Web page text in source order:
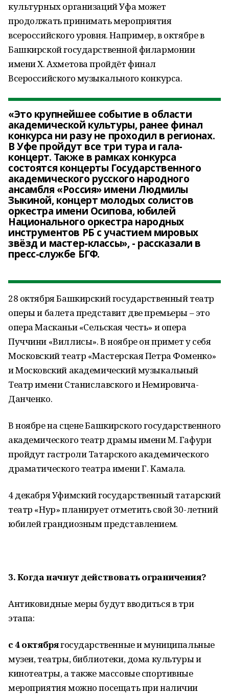
культурных организаций Уфа может
продолжать принимать мероприятия
всероссийского уровня. Например, в октябре в
Башкирской государственной филармонии
имени Х. Ахметова пройдёт финал
Всероссийского музыкального конкурса.
«Это крупнейшее событие в области
академической культуры, ранее финал
конкурса ни разу не проходил в регионах.
В Уфе пройдут все три тура и гала-
концерт. Также в рамках конкурса
состоятся концерты Государственного
академического русского народного
ансамбля «Россия» имени Людмилы
Зыкиной, концерт молодых солистов
оркестра имени Осипова, юбилей
Национального оркестра народных
инструментов РБ с участием мировых
звёзд и мастер-классы», - рассказали в
пресс-службе БГФ.
28 октября Башкирский государственный театр
оперы и балета представит две премьеры – это
опера Масканьи «Сельская честь» и опера
Пуччини «Виллисы». В ноябре он примет у себя
Московский театр «Мастерская Петра Фоменко»
и Московский академический музыкальный
Театр имени Станиславского и Немировича-
Данченко.
В ноябре на сцене Башкирского государственного
академического театр драмы имени М. Гафури
пройдут гастроли Татарского академического
драматического театра имени Г. Камала.
4 декабря Уфимский государственный татарский
театр «Нур» планирует отметить свой 30-летний
юбилей грандиозным представлением.
3. Когда начнут действовать ограничения?
Антиковидные меры будут вводиться в три
этапа:
с 4 октябрягосударственные и муниципальные
музеи, театры, библиотеки, дома культуры и
кинотеатры, а также массовые спортивные
мероприятия можно посещать при наличии